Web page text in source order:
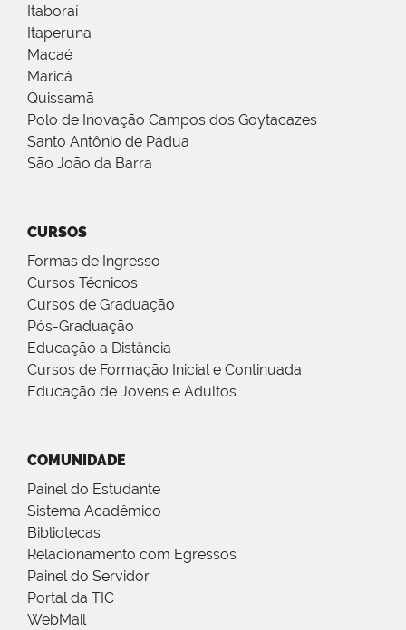
Itaboraí
Itaperuna
Macaé
Maricá
Quissamã
Polo de Inovação Campos dos Goytacazes
Santo Antônio de Pádua
São João da Barra
CURSOS
Formas de Ingresso
Cursos Técnicos
Cursos de Graduação
Pós-Graduação
Educação a Distância
Cursos de Formação Inicial e Continuada
Educação de Jovens e Adultos
COMUNIDADE
Painel do Estudante
Sistema Acadêmico
Bibliotecas
Relacionamento com Egressos
Painel do Servidor
Portal da TIC
WebMail